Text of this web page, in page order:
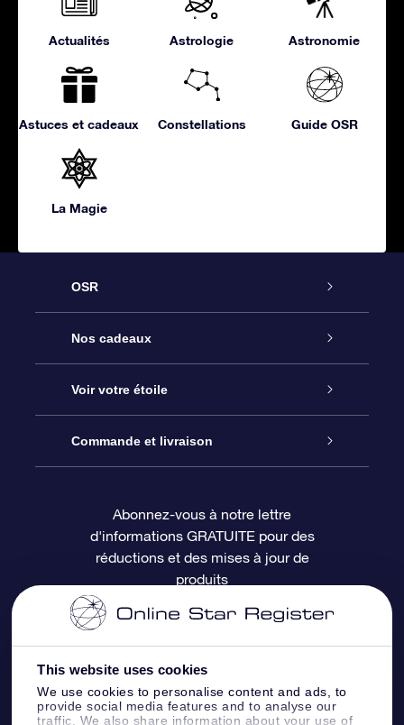
This website uses cookies
We use cookies to personalise content and ads, to
provide social media features and to analyse our
traffic. We also share information about your use of
Actualités Astrologie Astronomie
Astuces et cadeaux Constellations Guide OSR
La Magie
OSR
Service
À propos de l’OSR
Nous contacter
Questions fréquemment posées
Revues
Nos cadeaux
Cadeau d’étoile en ligne
Coffret cadeau OSR
Carte cadeau OSR
Voir votre étoile
Registre des étoiles
Page d’accueil personnalisée
Appli Voler vers les étoiles
Commande et livraison
Informations de paiement
Informations d’expédition
Politique de retour
Constellations
Abonnez-vous à notre lettre
d'informations GRATUITE pour des
réductions et des mises à jour de
produits